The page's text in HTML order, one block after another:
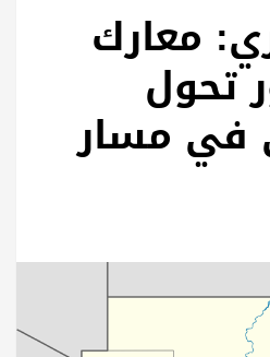
معارك
تحول
في مسار